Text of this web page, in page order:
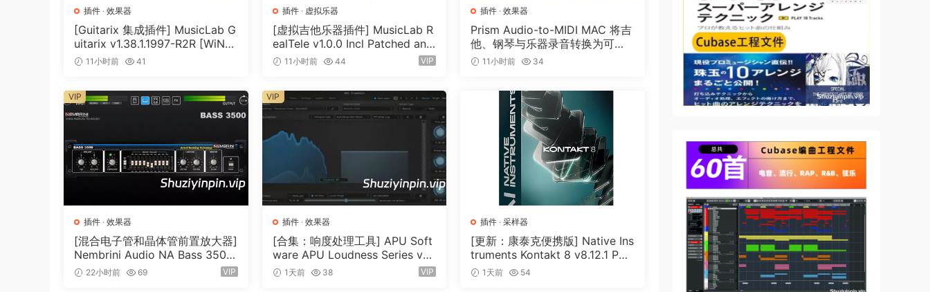
插件 · 效果器
[Guitarix 集成插件] MusicLab G
uitarix v1.38.1.1997-R2R [WiN]
（7.5MB）
11小时前 41
插件· 虚拟乐器
[虚拟吉他乐器插件] MusicLab R
ealTele v1.0.0 Incl Patched and
Keygen-R2R [WiN]（13.7MB）
11小时前 44 VIP
插件 ·效果器
Prism Audio-to-MIDI MAC 将吉
他、钢琴与乐器录音转换为可编
辑 MIDI
11小时前 34
插件 · 效果器
[混合电子管和晶体管前置放大器]
Nembrini Audio NA Bass 3500
v1.0.0 Incl Keygen-R2R [WiN]
22小时前 69 VIP
VIP
插件· 效果器
[合集：响度处理工具] APU Soft
ware APU Loudness Series v5.
7.0 Incl Keygen-R2R [WiN]（5
1天前 38 VIP
VIP
插件 ·采样器
[更新：康泰克便携版] Native Ins
truments Kontakt 8 v8.12.1 POR
TABLE-vkDanilov [WiN]（1.25
1天前 54